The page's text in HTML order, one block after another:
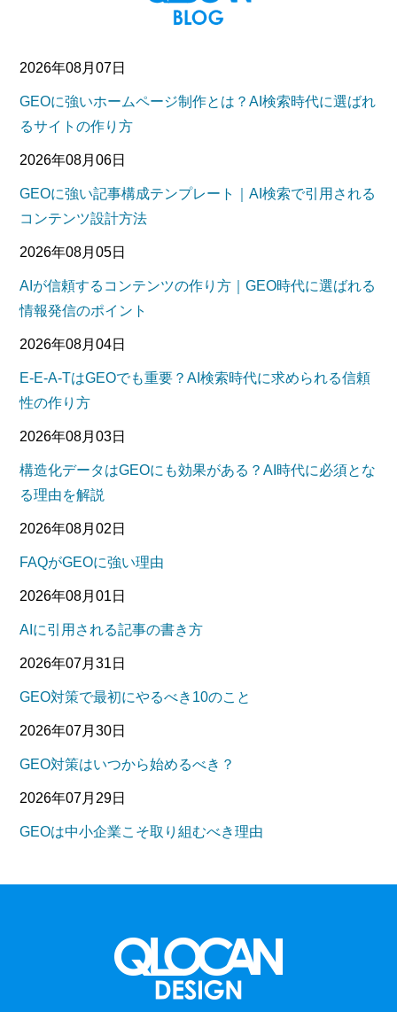
2026年08月07日
GEOに強いホームページ制作とは？AI検索時代に選ばれ
るサイトの作り方
2026年08月06日
GEOに強い記事構成テンプレート｜AI検索で引用される
コンテンツ設計方法
2026年08月05日
AIが信頼するコンテンツの作り方｜GEO時代に選ばれる
情報発信のポイント
2026年08月04日
E-E-A-TはGEOでも重要？AI検索時代に求められる信頼
性の作り方
2026年08月03日
構造化データはGEOにも効果がある？AI時代に必須とな
る理由を解説
2026年08月02日
FAQがGEOに強い理由
2026年08月01日
AIに引用される記事の書き方
2026年07月31日
GEO対策で最初にやるべき10のこと
2026年07月30日
GEO対策はいつから始めるべき？
2026年07月29日
GEOは中小企業こそ取り組むべき理由